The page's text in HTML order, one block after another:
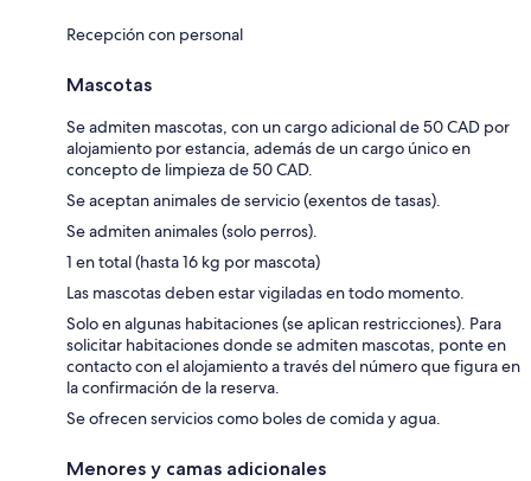
Recepción con personal
Mascotas
Se admiten mascotas, con un cargo adicional de 50 CAD por
alojamiento por estancia, además de un cargo único en
concepto de limpieza de 50 CAD.
Se aceptan animales de servicio (exentos de tasas).
Se admiten animales (solo perros).
1 en total (hasta 16 kg por mascota)
Las mascotas deben estar vigiladas en todo momento.
Solo en algunas habitaciones (se aplican restricciones). Para
solicitar habitaciones donde se admiten mascotas, ponte en
contacto con el alojamiento a través del número que figura en
la confirmación de la reserva.
Se ofrecen servicios como boles de comida y agua.
Menores y camas adicionales